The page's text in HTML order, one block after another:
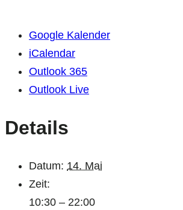
Google Kalender
iCalendar
Outlook 365
Outlook Live
Details
Datum: 14. Mai
Zeit:
10:30 – 22:00